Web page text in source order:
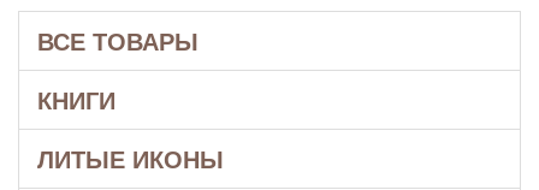
ВСЕ ТОВАРЫ
КНИГИ
ЛИТЫЕ ИКОНЫ